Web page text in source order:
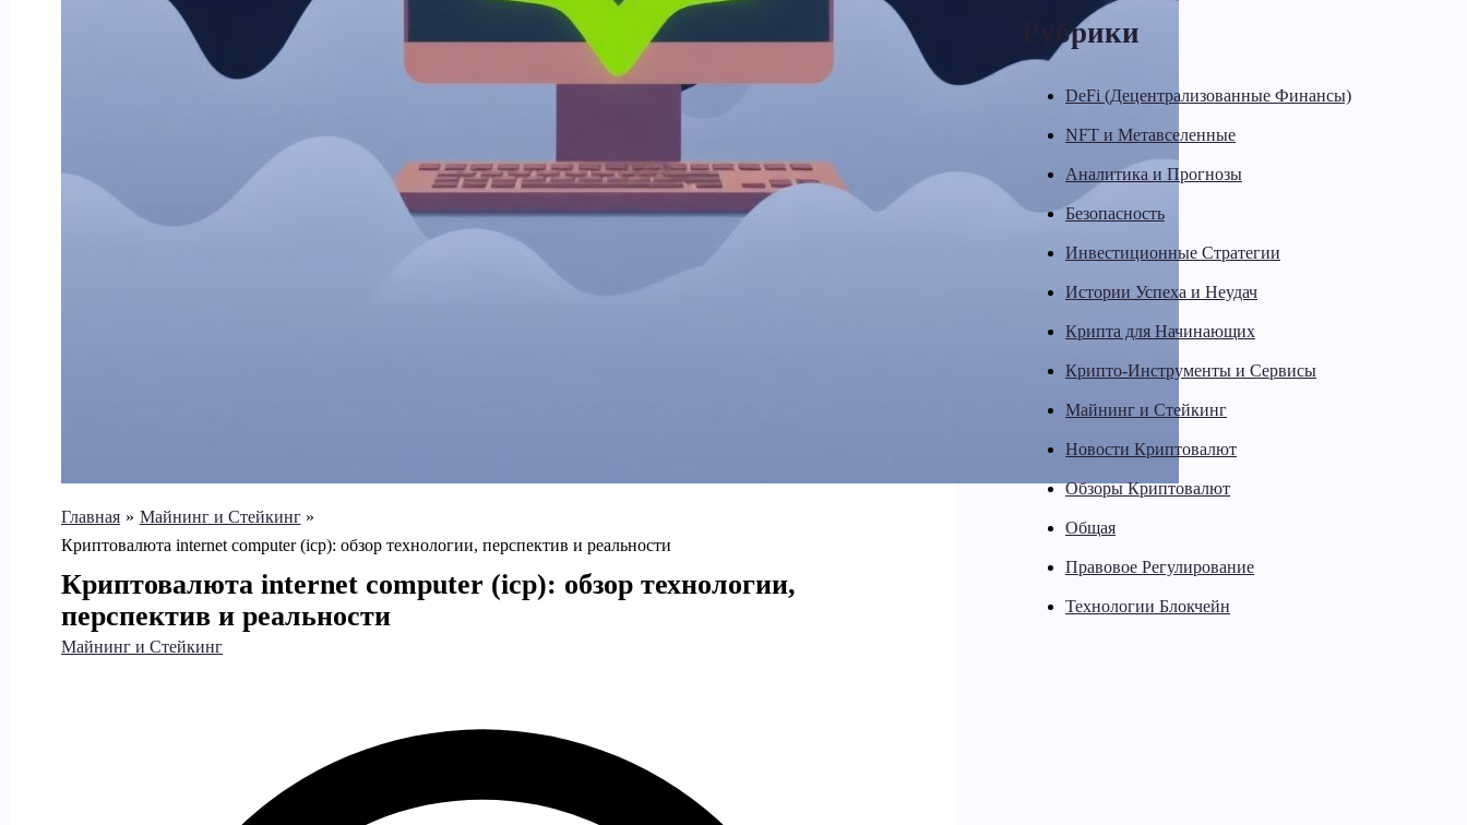
Главная
Майнинг и Стейкинг
Криптовалюта internet computer (icp): обзор технологии, перспектив и реальности
Криптовалюта internet computer (icp): обзор технологии,
перспектив и реальности
Майнинг и Стейкинг
Рубрики
DeFi (Децентрализованные Финансы)
NFT и Метавселенные
Аналитика и Прогнозы
Безопасность
Инвестиционные Стратегии
Истории Успеха и Неудач
Крипта для Начинающих
Крипто-Инструменты и Сервисы
Майнинг и Стейкинг
Новости Криптовалют
Обзоры Криптовалют
Общая
Правовое Регулирование
Технологии Блокчейн